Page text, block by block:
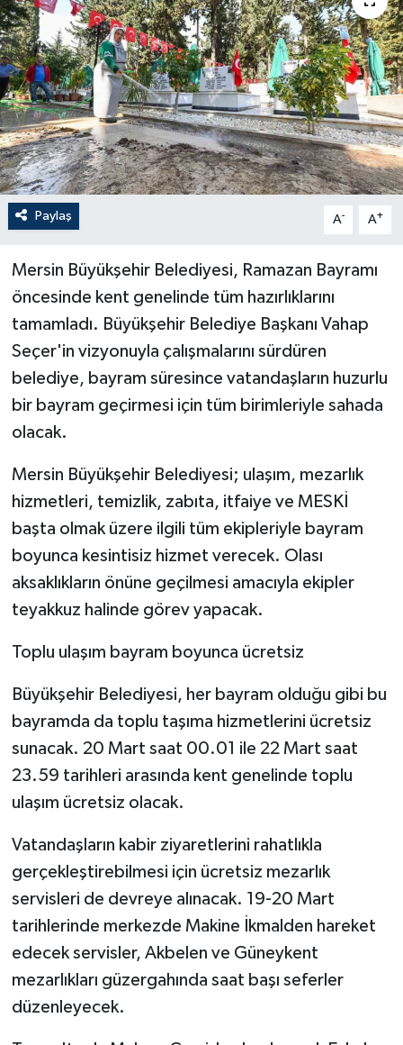
Paylaş A- A+
Mersin Büyükşehir Belediyesi, Ramazan Bayramı
öncesinde kent genelinde tüm hazırlıklarını
tamamladı. Büyükşehir Belediye Başkanı Vahap
Seçer'in vizyonuyla çalışmalarını sürdüren
belediye, bayram süresince vatandaşların huzurlu
bir bayram geçirmesi için tüm birimleriyle sahada
olacak.
Mersin Büyükşehir Belediyesi; ulaşım, mezarlık
hizmetleri, temizlik, zabıta, itfaiye ve MESKİ
başta olmak üzere ilgili tüm ekipleriyle bayram
boyunca kesintisiz hizmet verecek. Olası
aksaklıkların önüne geçilmesi amacıyla ekipler
teyakkuz halinde görev yapacak.
Toplu ulaşım bayram boyunca ücretsiz
Büyükşehir Belediyesi, her bayram olduğu gibi bu
bayramda da toplu taşıma hizmetlerini ücretsiz
sunacak. 20 Mart saat 00.01 ile 22 Mart saat
23.59 tarihleri arasında kent genelinde toplu
ulaşım ücretsiz olacak.
Vatandaşların kabir ziyaretlerini rahatlıkla
gerçekleştirebilmesi için ücretsiz mezarlık
servisleri de devreye alınacak. 19-20 Mart
tarihlerinde merkezde Makine İkmalden hareket
edecek servisler, Akbelen ve Güneykent
mezarlıkları güzergahında saat başı seferler
düzenleyecek.